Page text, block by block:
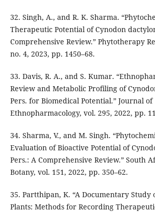
32. Singh, A., and R. K. Sharma.
Therapeutic Potential of Cynodon
Comprehensive Review.” Phytotherapy
no. 4, 2023, pp. 1450–68.
33. Davis, R. A., and S. Kumar.
Review and Metabolic Profiling of
Pers. for Biomedical Potential.” Journal of
Ethnopharmacology, vol. 295, 2022, pp.
34. Sharma, V., and M. Singh.
Evaluation of Bioactive Potential of
Pers.: A Comprehensive Review.” South
Botany, vol. 151, 2022, pp. 350–62.
35. Partthipan, K. “A Documentary Study
Plants: Methods for Recording